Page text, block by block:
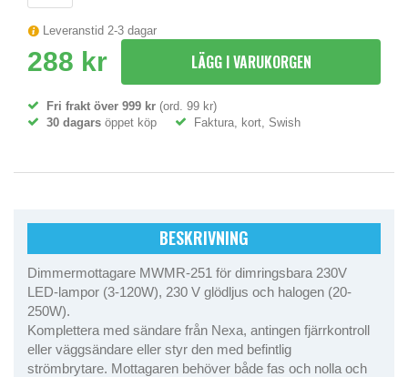
Leveranstid 2-3 dagar
288 kr LÄGG I VARUKORGEN
Fri frakt över 999 kr (ord. 99 kr)
30 dagars öppet köp Faktura, kort, Swish
BESKRIVNING
Dimmermottagare MWMR-251 för dimringsbara 230V
LED-lampor (3-120W), 230 V glödljus och halogen (20-
250W).
Komplettera med sändare från Nexa, antingen fjärrkontroll
eller väggsändare eller styr den med befintlig
strömbrytare. Mottagaren behöver både fas och nolla och